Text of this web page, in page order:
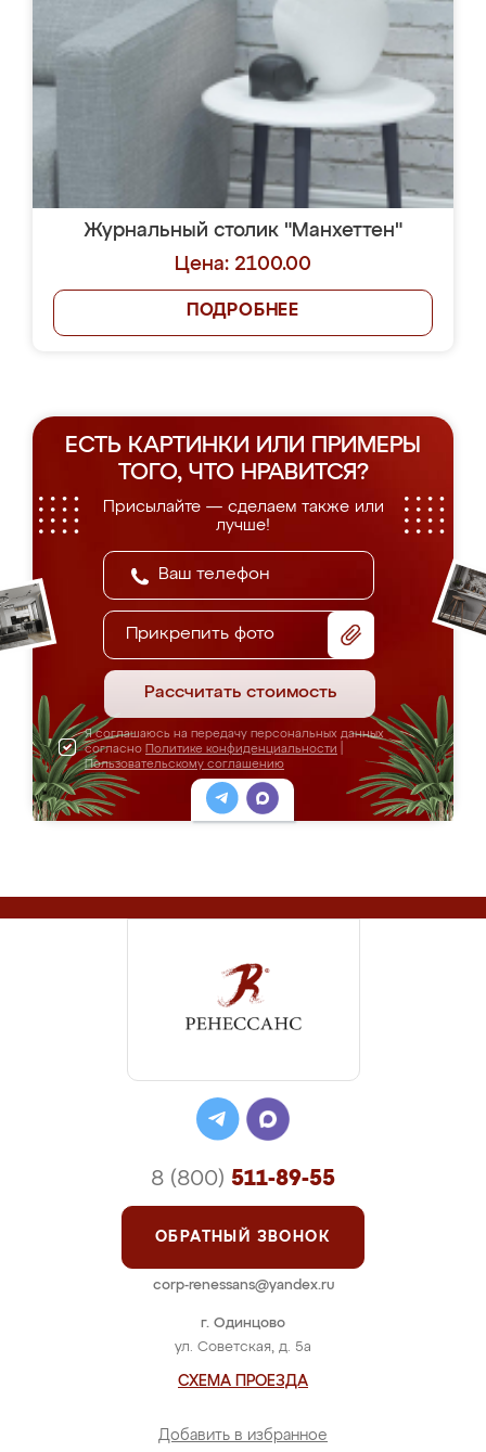
Журнальный столик "Манхеттен"
Цена: 2100.00
ПОДРОБНЕЕ
ЕСТЬ КАРТИНКИ ИЛИ ПРИМЕРЫ
ТОГО, ЧТО НРАВИТСЯ?
Присылайте — сделаем также или
лучше!
Прикрепить фото
Рассчитать стоимость
Я соглашаюсь на передачу персональных данных
согласно Политике конфиденциальности
Пользовательскому соглашению
г. Одинцово
ул. Советская, д. 5а
СХЕМА ПРОЕЗДА
Добавить в избранное
8 (800) 511-89-55
ОБРАТНЫЙ ЗВОНОК
corp-renessans@yandex.ru